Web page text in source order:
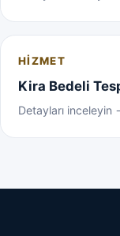
HIZMET
Kira Bedeli
Detayları inceleyin